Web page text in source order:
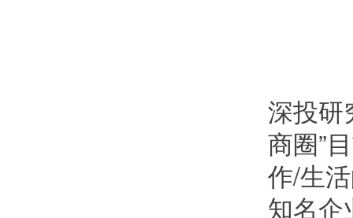
深投研
商圈”
作/生
知名企